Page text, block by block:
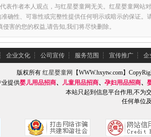
表作者本人观点，与红星婴童网无关。红星婴童网站
确性、可靠性或完整性提供任何明示或暗示的保证。
害的您的权益,请告知,我们将尽快删除。
┆ 企业文化 ┆ 公司宣传 ┆ 服务范围 ┆ 宣传推广 ┆ 企
版权所有红星婴童网
【WWW.hxytw.com】
业提供婴儿用品招商、 儿童用品招商、 孕妇用品招商、
本站只起到信息平台作用,不为
任何单位